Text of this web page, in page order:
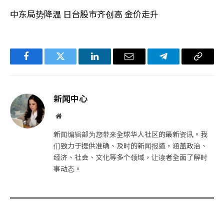
中东局势降温 日台股市齐创高 金价走升
FacebookTwitter LinkedIn电
Telegram复
新闻中心
网
新闻编辑部为您带来全球华人社区的最新资讯。我
们致力于提供准确、及时的新闻报道，涵盖政治、
经济、社会、文化等多个领域，让读者全面了解时
事动态。